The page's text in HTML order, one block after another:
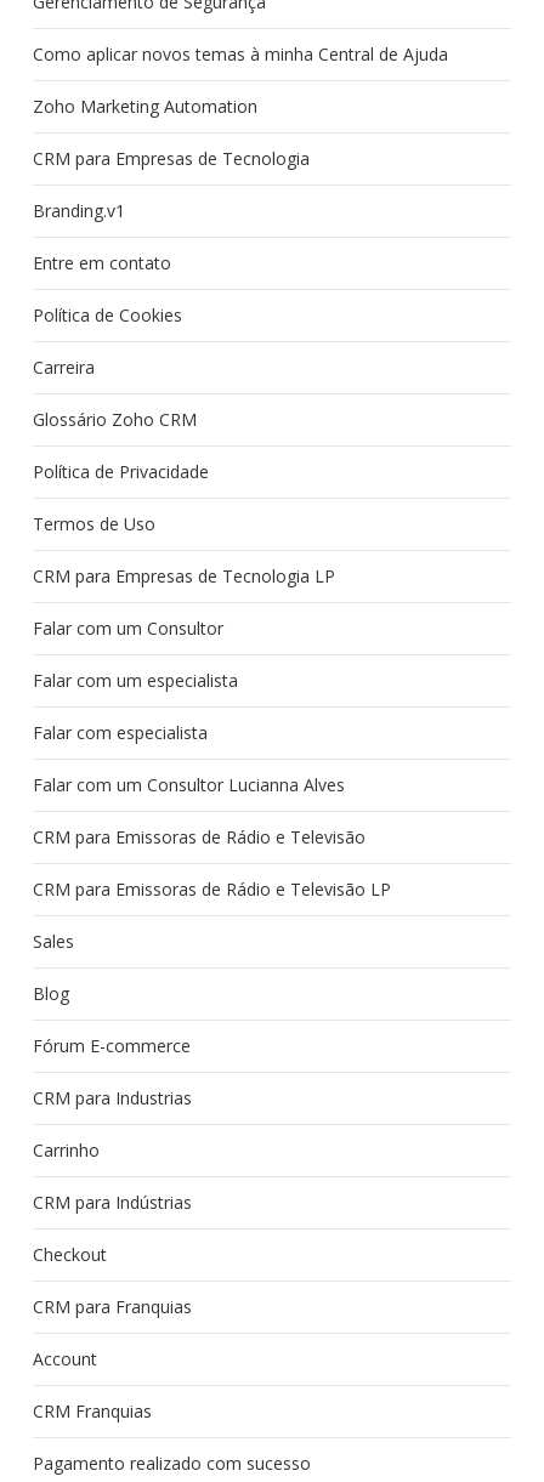
Como aplicar novos temas à minha Central de Ajuda
Zoho Marketing Automation
CRM para Empresas de Tecnologia
Branding.v1
Entre em contato
Política de Cookies
Carreira
Glossário Zoho CRM
Política de Privacidade
Termos de Uso
CRM para Empresas de Tecnologia LP
Falar com um Consultor
Falar com um especialista
Falar com especialista
Falar com um Consultor Lucianna Alves
CRM para Emissoras de Rádio e Televisão
CRM para Emissoras de Rádio e Televisão LP
Sales
Blog
Fórum E-commerce
CRM para Industrias
Carrinho
CRM para Indústrias
Checkout
CRM para Franquias
Account
CRM Franquias
Pagamento realizado com sucesso